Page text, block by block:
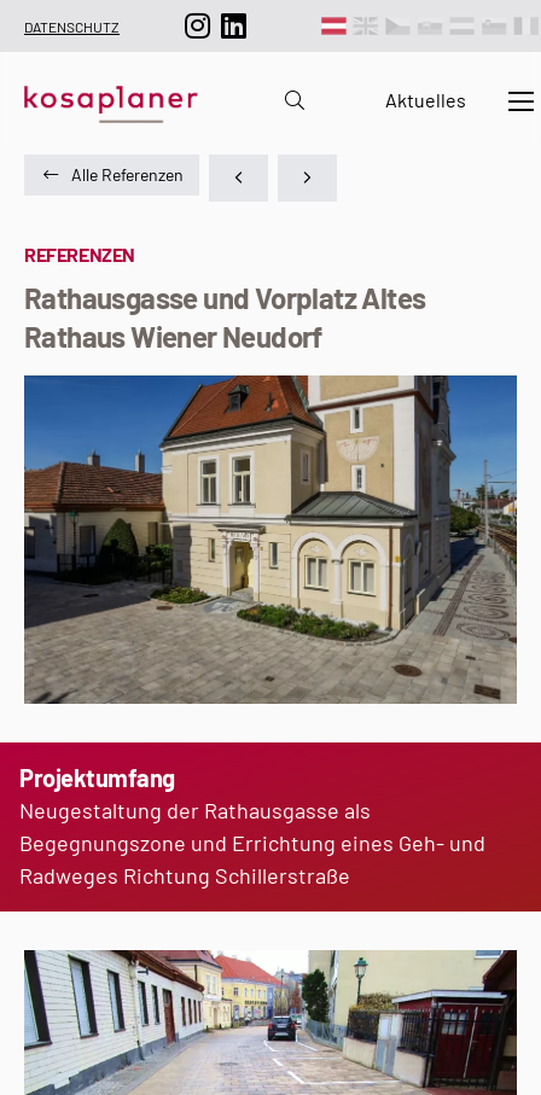
DATENSCHUTZ
Aktuelles
Alle Referenzen
REFERENZEN
Rathausgasse und Vorplatz Altes
Rathaus Wiener Neudorf
Projektumfang
Neugestaltung der Rathausgasse als
Begegnungszone und Errichtung eines Geh- und
Radweges Richtung Schillerstraße